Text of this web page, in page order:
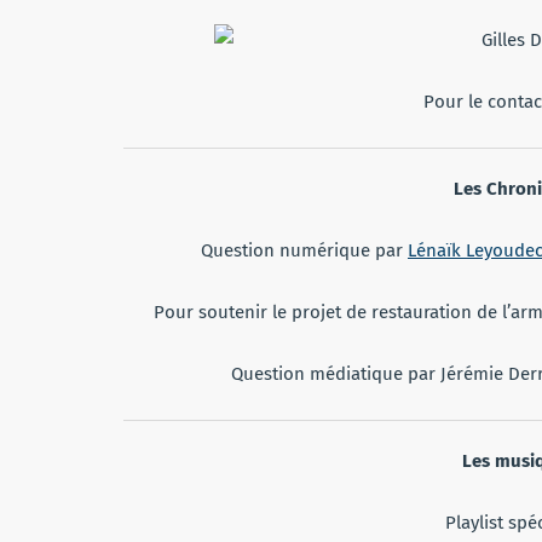
Pour le
Les
Question numérique par Lénaïk Leyoudec
Pour soutenir le projet de restauration de
Question médiatique par Jérémie
Les
Playlist